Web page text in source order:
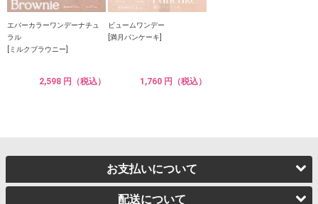
エバーカラーワンデーナチュ
ラル
[ミルクブラウニー]
2,598 円（税込）
ビュームワンデー
[満月パンケーキ]
1,760 円（税込）
お支払いについて
配送について